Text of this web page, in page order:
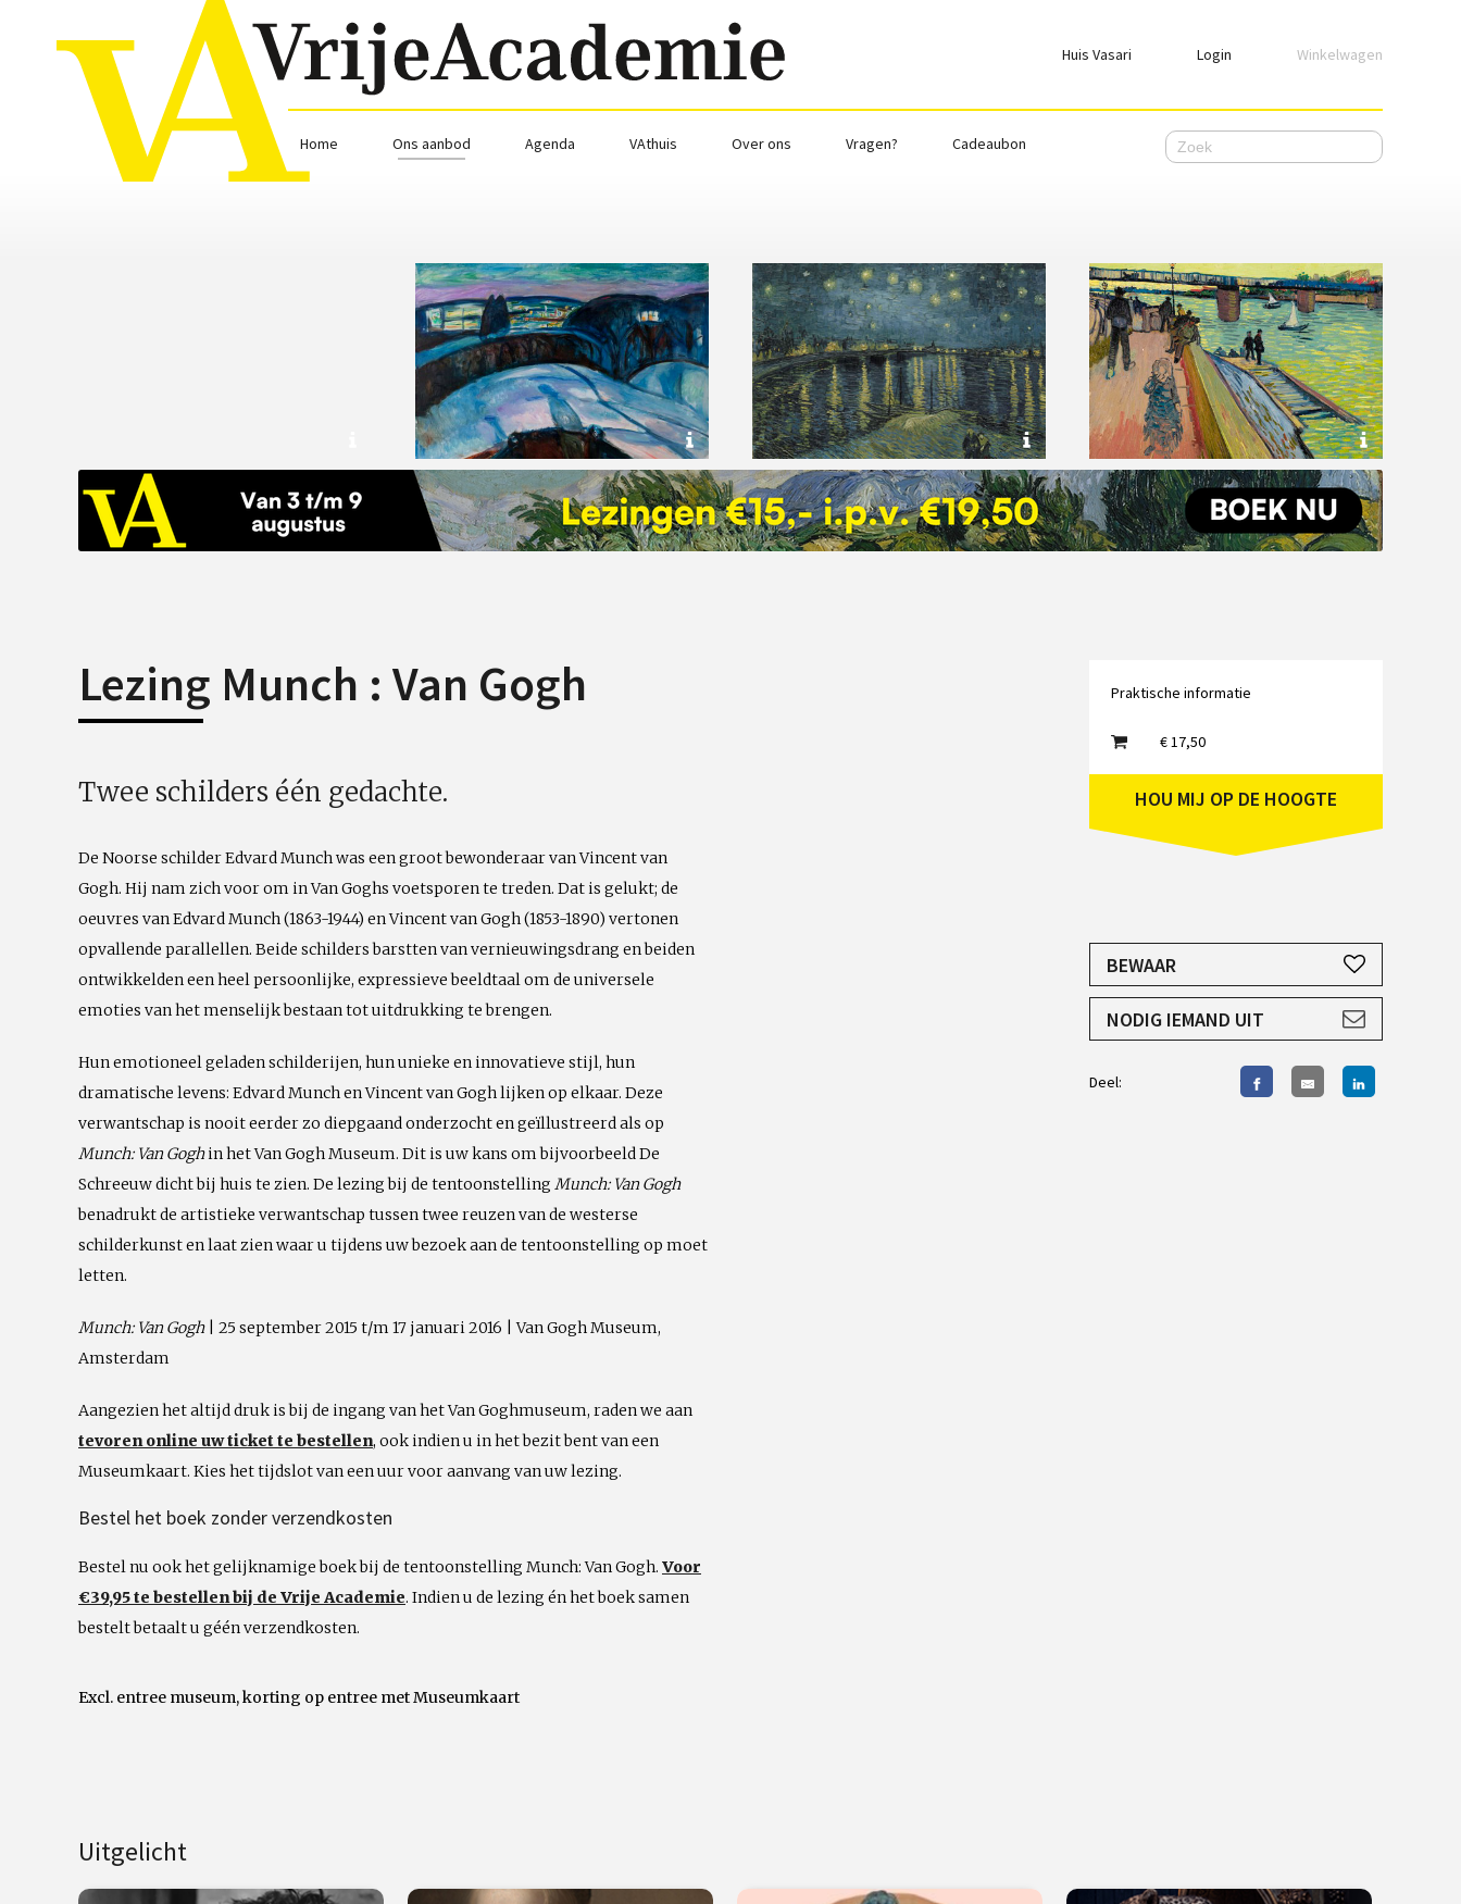
Huis Vasari Login
Login
Emailadres
Ik wil ingelogd blijven
WACHTWOORD VERGETEN
Nog geen account, meld jehieraan.
Winkelwagen
Home Ons aanbod Agenda VAthuis Over ons Vragen? Cadeaubon
Lezing Munch : Van Gogh
Twee schilders één gedachte.
De Noorse schilder Edvard Munch was een groot bewonderaar van Vincent van
Gogh. Hij nam zich voor om in Van Goghs voetsporen te treden. Dat is gelukt; de
oeuvres van Edvard Munch (1863-1944) en Vincent van Gogh (1853-1890) vertonen
opvallende parallellen. Beide schilders barstten van vernieuwingsdrang en beiden
ontwikkelden een heel persoonlijke, expressieve beeldtaal om de universele
emoties van het menselijk bestaan tot uitdrukking te brengen.
Hun emotioneel geladen schilderijen, hun unieke en innovatieve stijl, hun
dramatische levens: Edvard Munch en Vincent van Gogh lijken op elkaar. Deze
verwantschap is nooit eerder zo diepgaand onderzocht en geïllustreerd als op
Munch: Van Goghin het Van Gogh Museum. Dit is uw kans om bijvoorbeeld De
Schreeuw dicht bij huis te zien. De lezing bij de tentoonstelling Munch: Van Gogh
benadrukt de artistieke verwantschap tussen twee reuzen van de westerse
schilderkunst en laat zien waar u tijdens uw bezoek aan de tentoonstelling op moet
letten.
Munch: Van Gogh| 25 september 2015 t/m 17 januari 2016 | Van Gogh Museum,
Amsterdam
Aangezien het altijd druk is bij de ingang van het Van Goghmuseum, raden we aan
tevoren online uw ticket te bestellen, ook indien u in het bezit bent van een
Museumkaart. Kies het tijdslot van een uur voor aanvang van uw lezing.
Bestel het boek zonder verzendkosten
Bestel nu ook het gelijknamige boek bij de tentoonstelling Munch: Van Gogh. Voor
€39,95 te bestellen bij de Vrije Academie. Indien u de lezing én het boek samen
bestelt betaalt u géén verzendkosten.
Excl. entree museum, korting op entree met Museumkaart
Praktische informatie
€ 17,50
HOU MIJ OP DE HOOGTE
JE HEBT EEN ACCOUNT NODIG
AANMELDEN
BEWAAR
NODIG IEMAND UIT
Deel:
Uitgelicht